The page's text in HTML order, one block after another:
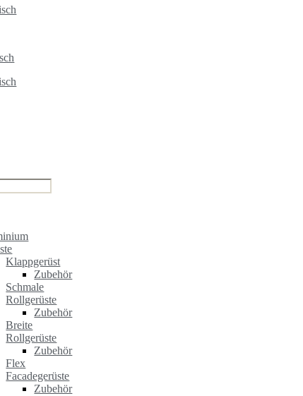
Klappgerüst
Zubehör
Schmale
Rollgerüste
Zubehör
Breite
Rollgerüste
Zubehör
Flex
Facadegerüste
Zubehör